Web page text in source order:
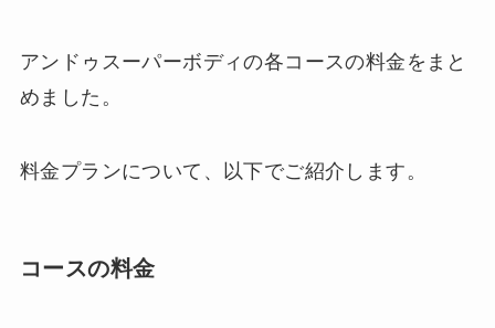
アンドゥスーパーボディの各コースの料金をまと
めました。
料金プランについて、以下でご紹介します。
コースの料金